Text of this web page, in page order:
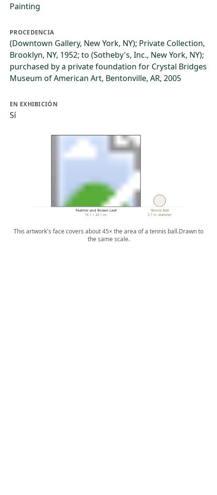
Painting
PROCEDENCIA
(Downtown Gallery, New York, NY); Private Collection,
Brooklyn, NY, 1952; to (Sotheby's, Inc., New York, NY);
purchased by a private foundation for Crystal Bridges
Museum of American Art, Bentonville, AR, 2005
EN EXHIBICIÓN
Sí
Feather and Brown Leaf
16.1 × 20.1 in.
Tennis Ball
2.7 in. diameter
This artwork's face covers about 45× the area of a tennis ball.Drawn to
the same scale.